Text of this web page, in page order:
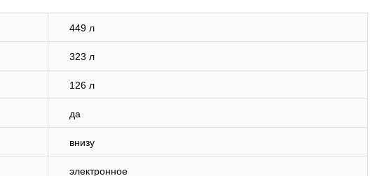
449 л
323 л
126 л
да
внизу
электронное